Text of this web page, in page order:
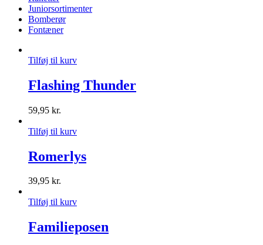
Juniorsortimenter
Bomberør
Fontæner
Tilføj til kurv
Flashing Thunder
59,95 kr.
Tilføj til kurv
Romerlys
39,95 kr.
Tilføj til kurv
Familieposen